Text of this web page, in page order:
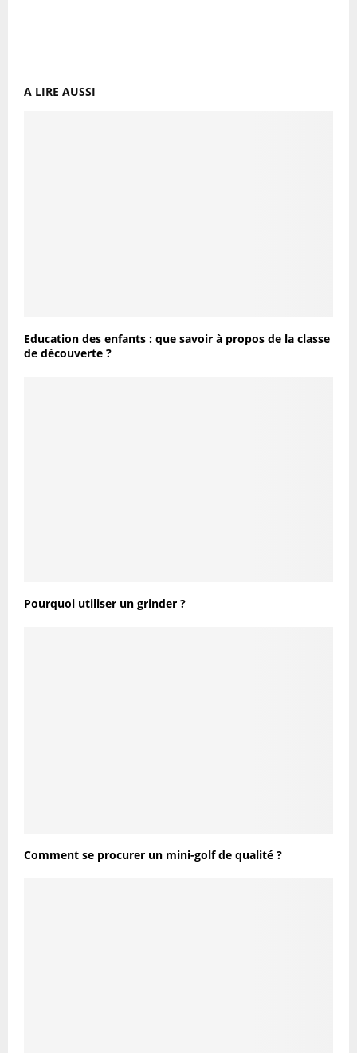
A LIRE AUSSI
Education des enfants : que savoir à propos de la classe
de découverte ?
Pourquoi utiliser un grinder ?
Comment se procurer un mini-golf de qualité ?